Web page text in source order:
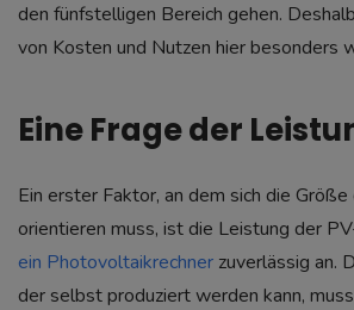
den fünfstelligen Bereich gehen.
von Kosten und Nutzen hier besonders
Eine Frage der
Ein erster Faktor, an dem sich die
orientieren muss, ist die Leistung der
ein Photovoltaikrechner zuverlässig an.
der selbst produziert werden kann,